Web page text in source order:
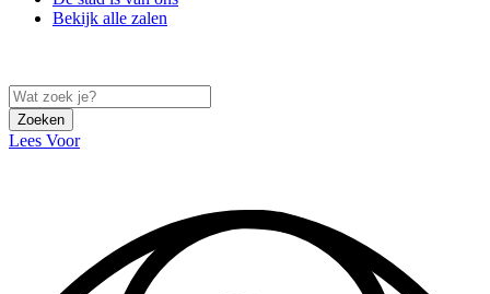
Bekijk alle zalen
Zoeken
Lees Voor